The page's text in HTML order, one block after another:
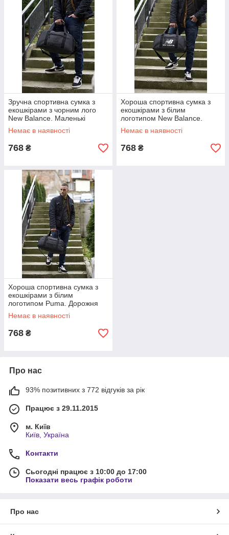
Зручна спортивна сумка з
екошкірами з чорним лого
New Balance. Маленькі
дорожні сумки Нью Беленс
Немає в наявності
768 ₴
Хороша спортивна сумка з
екошкірами з білим
логотипом New Balance.
Дорожні сумки без коліс Нью
Беленс
Немає в наявності
768 ₴
Хороша спортивна сумка з
екошкірами з білим
логотипом Puma. Дорожня
сумка для авіаперельотів
Пума
Немає в наявності
768 ₴
Про нас
93% позитивних з 772 відгуків за рік
Працює з 29.11.2015
м. Київ
Київ, Україна
Контакти
Сьогодні працює з 10:00 до 17:00
Показати весь графік роботи
Про нас